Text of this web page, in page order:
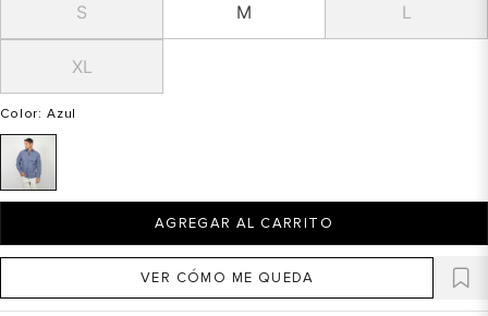
S M L
XL
Color: Azul
AGREGAR AL CARRITO
VER CÓMO ME QUEDA